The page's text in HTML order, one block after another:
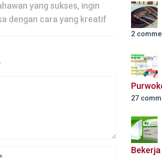
yang sukses, ingin
dengan cara yang kreatif
2
27